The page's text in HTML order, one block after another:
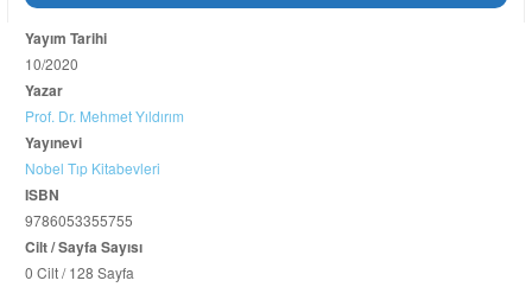
Yayım Tarihi
10/2020
Yazar
Prof. Dr. Mehmet Yıldırım
Yayınevi
Nobel Tıp Kitabevleri
ISBN
9786053355755
Cilt / Sayfa Sayısı
0 Cilt / 128 Sayfa